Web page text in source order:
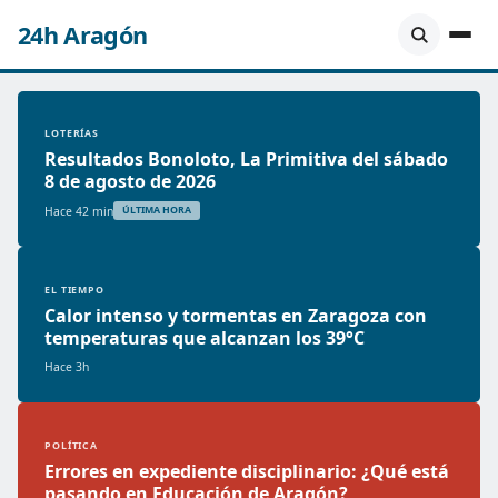
24h Aragón
LOTERÍAS
Resultados Bonoloto, La Primitiva del sábado
8 de agosto de 2026
Hace 42 min ÚLTIMA HORA
EL TIEMPO
Calor intenso y tormentas en Zaragoza con
temperaturas que alcanzan los 39°C
Hace 3h
POLÍTICA
Errores en expediente disciplinario: ¿Qué está